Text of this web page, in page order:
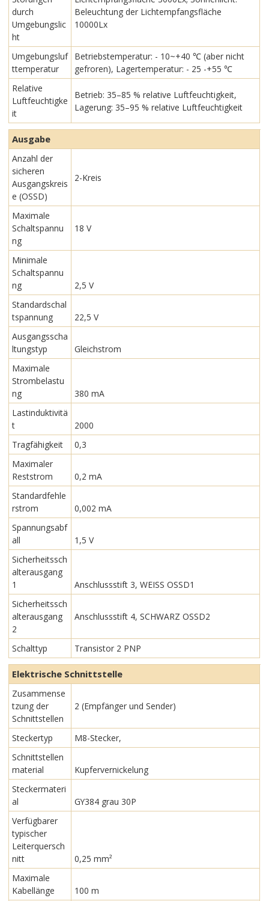
durch
Umgebungslic
ht
Beleuchtung der Lichtempfangsfläche
10000Lx
Umgebungsluf
ttemperatur
Betriebstemperatur: - 10~+40 ℃ (aber nicht
gefroren), Lagertemperatur: - 25 -+55 ℃
Relative
Luftfeuchtigke
it
Betrieb: 35–85 % relative Luftfeuchtigkeit,
Lagerung: 35–95 % relative Luftfeuchtigkeit
Ausgabe
Anzahl der
sicheren
Ausgangskreis
e (OSSD)
2-Kreis
Maximale
Schaltspannu
ng
18 V
Minimale
Schaltspannu
ng
2,5 V
Standardschal
tspannung
22,5 V
Ausgangsscha
ltungstyp
Gleichstrom
Maximale
Strombelastu
ng
380 mA
Lastinduktivitä
t
2000
Tragfähigkeit
0,3
Maximaler
Reststrom
0,2 mA
Standardfehle
rstrom
0,002 mA
Spannungsabf
all
1,5 V
Sicherheitssch
alterausgang
1
Anschlussstift 3, WEISS OSSD1
Sicherheitssch
alterausgang
2
Anschlussstift 4, SCHWARZ OSSD2
Schalttyp Transistor 2 PNP
Elektrische Schnittstelle
Zusammense
tzung der
Schnittstellen
2 (Empfänger und Sender)
Steckertyp
M8-Stecker,
Schnittstellen
material
Kupfervernickelung
Steckermateri
al
GY384 grau 30P
Verfügbarer
typischer
Leiterquersch
nitt
0,25 mm²
Maximale
Kabellänge
100 m